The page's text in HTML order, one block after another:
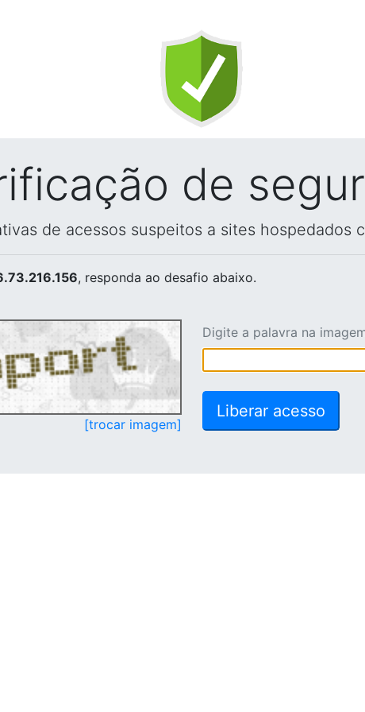
de
de acessos suspeitos a sites hospedados
, responda ao desafio abaixo.
[trocar imagem]
Digite a palavra na